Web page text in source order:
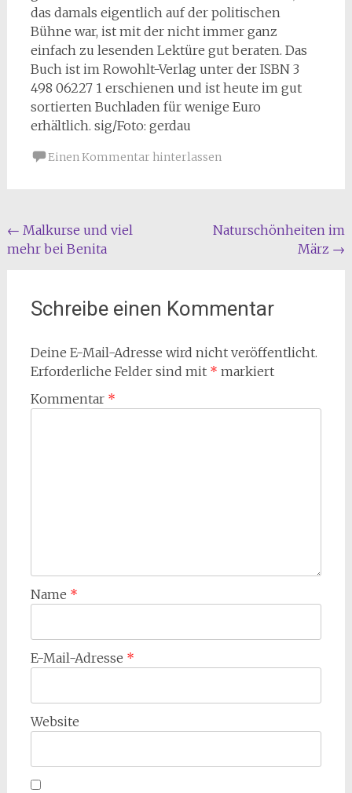
das damals eigentlich auf der politischen
Bühne war, ist mit der nicht immer ganz
einfach zu lesenden Lektüre gut beraten. Das
Buch ist im Rowohlt-Verlag unter der ISBN 3
498 06227 1 erschienen und ist heute im gut
sortierten Buchladen für wenige Euro
erhältlich. sig/Foto: gerdau
Einen Kommentar hinterlassen
Beitragsnavigation
← Malkurse und viel
mehr bei Benita
Naturschönheiten im
März →
Schreibe einen Kommentar
Deine E-Mail-Adresse wird nicht veröffentlicht.
Erforderliche Felder sind mit * markiert
Kommentar *
Name *
E-Mail-Adresse *
Website